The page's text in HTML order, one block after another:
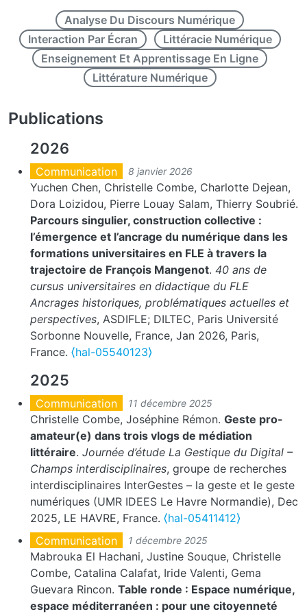
Analyse Du Discours Numérique
Interaction Par Écran
Littéracie Numérique
Enseignement Et Apprentissage En Ligne
Littérature Numérique
Publications
2026
Communication 8 janvier 2026
Yuchen Chen, Christelle Combe, Charlotte Dejean,
Dora Loizidou, Pierre Louay Salam, Thierry Soubrié.
Parcours singulier, construction collective :
l’émergence et l’ancrage du numérique dans les
formations universitaires en FLE à travers la
trajectoire de François Mangenot. 40 ans de
cursus universitaires en didactique du FLE
Ancrages historiques, problématiques actuelles et
perspectives, ASDIFLE; DILTEC, Paris Université
Sorbonne Nouvelle, France, Jan 2026, Paris,
France. ⟨hal-05540123⟩
2025
Communication 11 décembre 2025
Christelle Combe, Joséphine Rémon. Geste pro-
amateur(e) dans trois vlogs de médiation
littéraire. Journée d’étude La Gestique du Digital –
Champs interdisciplinaires, groupe de recherches
interdisciplinaires InterGestes – la geste et le geste
numériques (UMR IDEES Le Havre Normandie), Dec
2025, LE HAVRE, France. ⟨hal-05411412⟩
Communication
1 décembre 2025
Mabrouka El Hachani, Justine Souque, Christelle
Combe, Catalina Calafat, Iride Valenti, Gema
Guevara Rincon. Table ronde : Espace numérique,
espace méditerranéen : pour une citoyenneté